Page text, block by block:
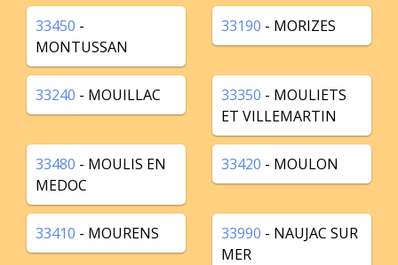
33450 -
MONTUSSAN
33190 - MORIZES
33240 - MOUILLAC 33350 - MOULIETS
ET VILLEMARTIN
33480 - MOULIS EN
MEDOC
33420 - MOULON
33410 - MOURENS 33990 - NAUJAC SUR
MER